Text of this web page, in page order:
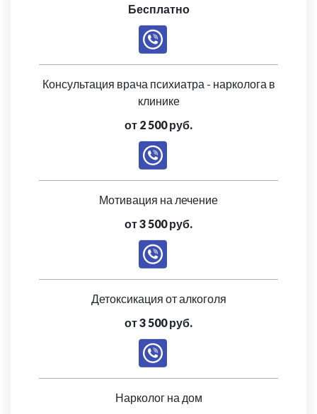
Бесплатно
Консультация врача психиатра - нарколога в
клинике
от 2 500 руб.
Мотивация на лечение
от 3 500 руб.
Детоксикация от алкоголя
от 3 500 руб.
Нарколог на дом